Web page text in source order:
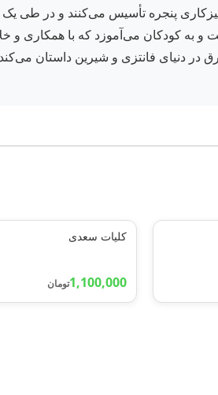
پنجره تأسیس می‌کنند و در طی
به کودکان می‌آموزد که با همکاری و
غرق در دنیای فانتزی و شیرین
کلیات سعدی
1,100,000تومان